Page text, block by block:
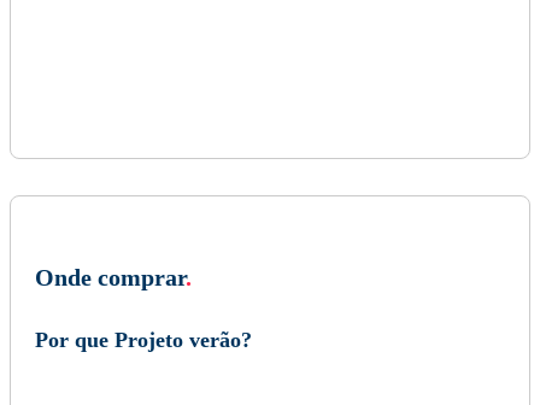
Onde comprar.
Por que Projeto verão?